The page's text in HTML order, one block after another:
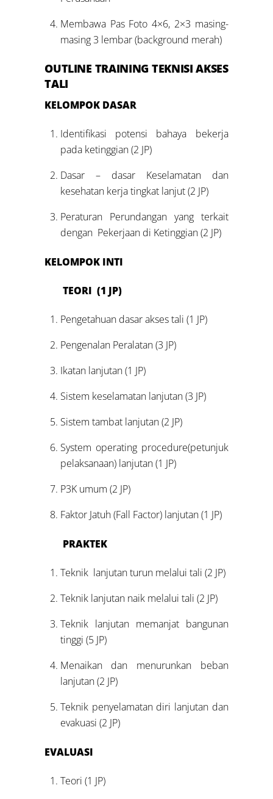
Membawa Pas Foto 4×6, 2×3 masing-
masing 3 lembar (background merah)
OUTLINE TRAINING TEKNISI AKSES
TALI
KELOMPOK DASAR
Identifikasi potensi bahaya bekerja
pada ketinggian (2 JP)
Dasar – dasar Keselamatan dan
kesehatan kerja tingkat lanjut (2 JP)
Peraturan Perundangan yang terkait
dengan Pekerjaan di Ketinggian (2 JP)
KELOMPOK INTI
TEORI (1 JP)
Pengetahuan dasar akses tali (1 JP)
Pengenalan Peralatan (3 JP)
Ikatan lanjutan (1 JP)
Sistem keselamatan lanjutan (3 JP)
Sistem tambat lanjutan (2 JP)
System operating procedure(petunjuk
pelaksanaan) lanjutan (1 JP)
P3K umum (2 JP)
Faktor Jatuh (Fall Factor) lanjutan (1 JP)
PRAKTEK
Teknik lanjutan turun melalui tali (2 JP)
Teknik lanjutan naik melalui tali (2 JP)
Teknik lanjutan memanjat bangunan
tinggi (5 JP)
Menaikan dan menurunkan beban
lanjutan (2 JP)
Teknik penyelamatan diri lanjutan dan
evakuasi (2 JP)
EVALUASI
Teori (1 JP)